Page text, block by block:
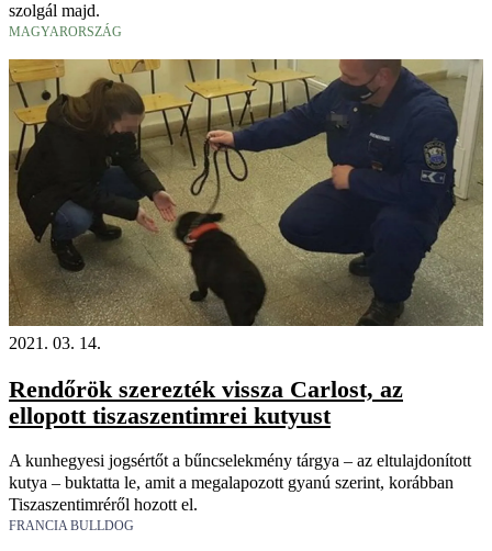
szolgál majd.
MAGYARORSZÁG
2021. 03. 14.
Rendőrök szerezték vissza Carlost, az
ellopott tiszaszentimrei kutyust
A kunhegyesi jogsértőt a bűncselekmény tárgya – az eltulajdonított
kutya – buktatta le, amit a megalapozott gyanú szerint, korábban
Tiszaszentimréről hozott el.
FRANCIA BULLDOG